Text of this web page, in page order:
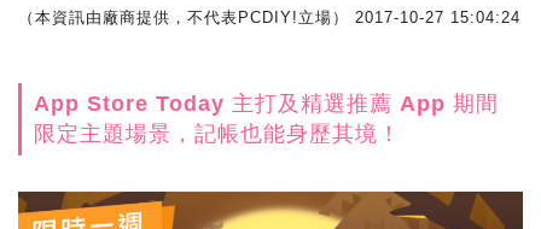
（本資訊由廠商提供，不代表PCDIY!立場） 2017-10-27 15:04:24
App Store Today 主打及精選推薦 App 期間
限定主題場景，記帳也能身歷其境！